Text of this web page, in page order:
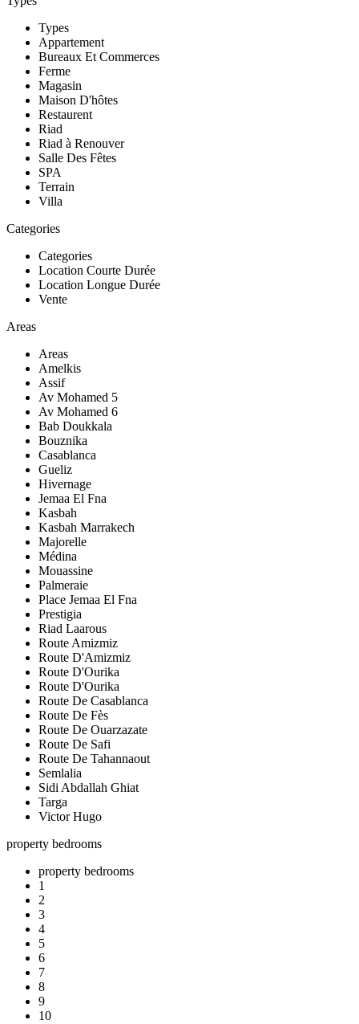
Types
Appartement
Bureaux Et Commerces
Ferme
Magasin
Maison D'hôtes
Restaurent
Riad
Riad à Renouver
Salle Des Fêtes
SPA
Terrain
Villa
Categories
Categories
Location Courte Durée
Location Longue Durée
Vente
Areas
Areas
Amelkis
Assif
Av Mohamed 5
Av Mohamed 6
Bab Doukkala
Bouznika
Casablanca
Gueliz
Hivernage
Jemaa El Fna
Kasbah
Kasbah Marrakech
Majorelle
Médina
Mouassine
Palmeraie
Place Jemaa El Fna
Prestigia
Riad Laarous
Route Amizmiz
Route D'Amizmiz
Route D'Ourika
Route D'Ourika
Route De Casablanca
Route De Fès
Route De Ouarzazate
Route De Safi
Route De Tahannaout
Semlalia
Sidi Abdallah Ghiat
Targa
Victor Hugo
property bedrooms
property bedrooms
1
2
3
4
5
6
7
8
9
10